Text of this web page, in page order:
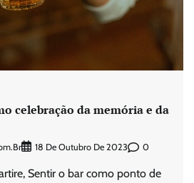
celebração da memória e da
18 De Outubro De 2023 0
Sentir o bar como ponto de